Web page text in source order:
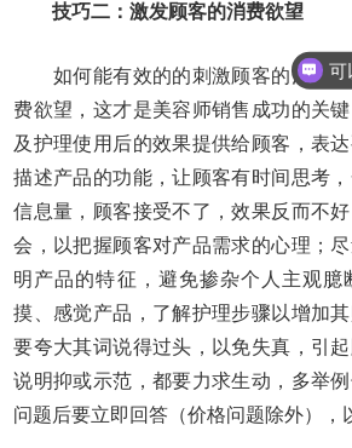
技巧二：激发顾客的消费欲望
如何能有效的的刺激顾客的消费欲
费欲望，这才是美容师销售成功的关
及护理使用后的效果提供给顾客，表
描述产品的功能，让顾客有时间思考
信息量，顾客接受不了，效果反而不
会，以把握顾客对产品需求的心理；
明产品的特征，避免掺杂个人主观臆
摸、感觉产品，了解护理步骤以增加
要夸大其词说得过头，以免失真，引
说明抑或示范，都要力求生动，多举
问题后要立即回答（价格问题除外），